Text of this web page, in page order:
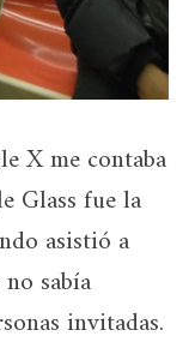
X me contaba
Glass fue la
asistió a
sabía
invitadas.